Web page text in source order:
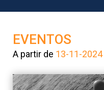
EVENTOS
A partir de 13-11-2024